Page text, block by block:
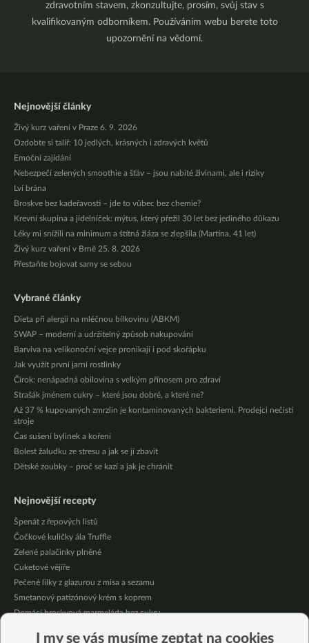
zdravotním stavem, zkonzultujte, prosím, svůj stav s
kvalifikovaným odborníkem. Používáním webu berete toto
upozornění na vědomí.
Nejnovější články
Živý kurz vaření v Praze 6. 9. 2026
Ozdobte si talíř: 10 jedlých, krásných i zdravých květů
Emoční zajídání
Nebezpečí zelených smoothie a šťáv – jsou nabité živinami, ale i riziky
Lví brána
Broskve bez kadeřavosti – jde to vůbec bez chemie?
Krevní skupina a jídelníček: mýtus, který přežil 30 let bez jediného důkazu
Léky mi snížili na minimum a štítná žláza se zlepšila (Martina, 41 let)
Živý kurz vaření v Brně 25. 8. 2026
Přestaňte bojovat samy se sebou
Vybrané články
Dieta při alergii na mléčnou bílkovinu (ABKM)
SWAP – moderní a udržitelný způsob nakupování
Barviva na velikonoční vejce pronikají i pod skořápku
Jak využít první jarní rostlinky
Čirok: nenápadná obilovina s velkým přínosem pro zdraví
Strašák jménem cukry – které jsou dobré, a které ne?
Až 37 % kupovaných zmrzlin je kontaminovaných bakteriemi. Prodejci nečistí
stroje
Čas sušení bylinek a koření
Bolest žaludku ze stresu a jak se jí zbavit
Dětské zoubky – proč se kazí a jak je chránit
Nejnovější recepty
Špenát z řepových listů
Čočkové kuličky ála Truffle
Zelené palačinky plněné
Cuketové vějíře
Pečené lilky z glazurou z misa a sezamu
Smetanový patizónový krém s koprem
Domácí broskvová marmeláda bez cukru
I my se vás musíme zeptat na cookies